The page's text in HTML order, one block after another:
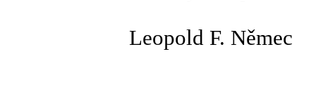
Leopold F. Němec